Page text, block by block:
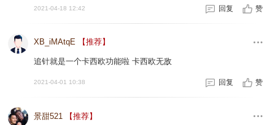
2021-04-18 12:42 回复 赞
XB_iMAtqE 【推荐】
追针就是一个卡西欧功能啦 卡西欧无敌
2021-04-01 10:38 回复 赞
景甜521 【推荐】